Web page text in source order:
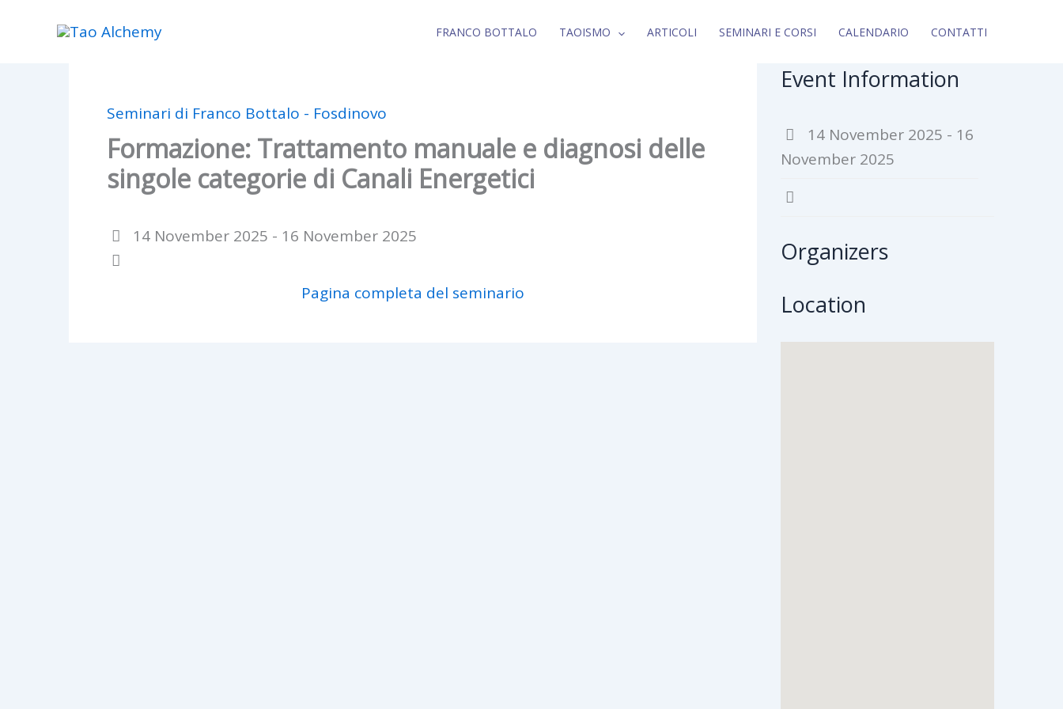
FRANCO BOTTALO TAOISMO ARTICOLI SEMINARI E CORSI CALENDARIO CONTATTI
Seminari di Franco Bottalo - Fosdinovo
Formazione: Trattamento manuale e diagnosi delle
singole categorie di Canali Energetici
14 November 2025 - 16 November 2025
Pagina completa del seminario
Event Information
14 November 2025 - 16
November 2025
Organizers
Location